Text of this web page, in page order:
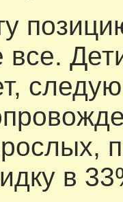
все.
в